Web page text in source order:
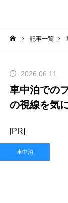
記事一覧
2026.06.11
車中泊での
の視線を気
[PR]
車中泊